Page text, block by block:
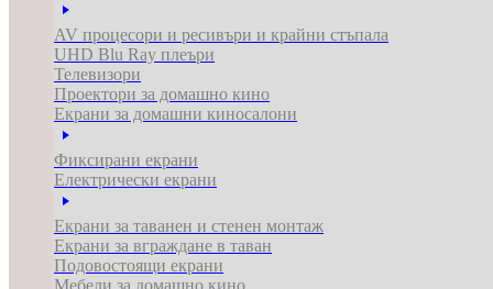
AV процесори и ресивъри и крайни стъпала
UHD Blu Ray плеъри
Телевизори
Проектори за домашно кино
Екрани за домашни киносалони
Фиксирани екрани
Електрически екрани
Екрани за таванен и стенен монтаж
Екрани за вграждане в таван
Подовостоящи екрани